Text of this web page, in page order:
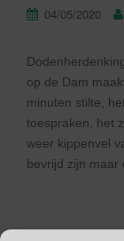
04/05/2020
op de Dam
minuten stilte,
toespraken, het
weer kippenvel
bevrijd zijn